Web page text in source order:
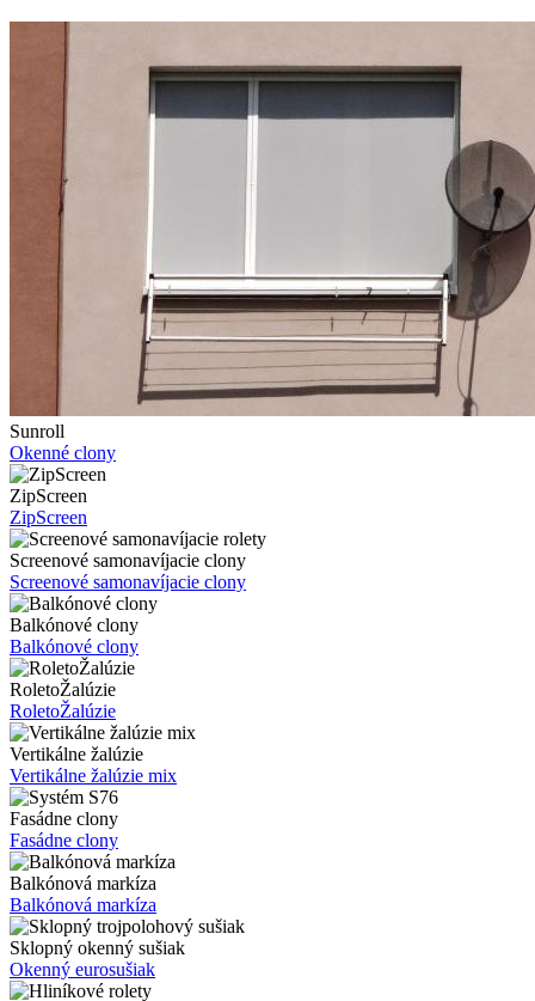
Sunroll
Okenné clony
ZipScreen
ZipScreen
Screenové samonavíjacie clony
Screenové samonavíjacie clony
Balkónové clony
Balkónové clony
RoletoŽalúzie
RoletoŽalúzie
Vertikálne žalúzie
Vertikálne žalúzie mix
Fasádne clony
Fasádne clony
Balkónová markíza
Balkónová markíza
Sklopný okenný sušiak
Okenný eurosušiak